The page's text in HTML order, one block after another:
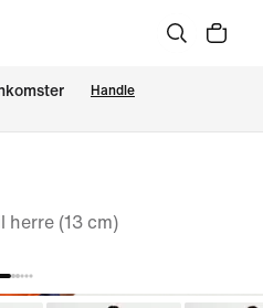
Handle
herre (13 cm)